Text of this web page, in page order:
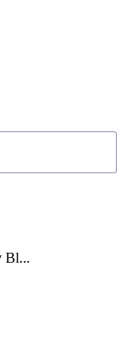
Bl...